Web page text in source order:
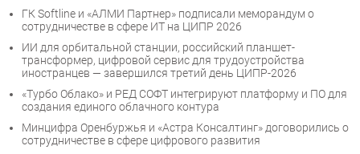
ГК Softline и «АЛМИ Партнер» подписали меморандум о
сотрудничестве в сфере ИТ на ЦИПР 2026
ИИ для орбитальной станции, российский планшет-
трансформер, цифровой сервис для трудоустройства
иностранцев — завершился третий день ЦИПР-2026
«Турбо Облако» и РЕД СОФТ интегрируют платформу и ПО для
создания единого облачного контура
Минцифра Оренбуржья и «Астра Консалтинг» договорились о
сотрудничестве в сфере цифрового развития